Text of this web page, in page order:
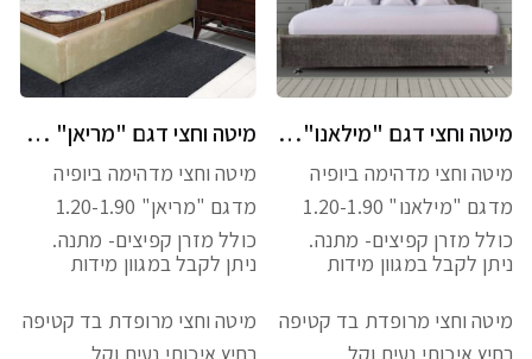
מיטה וחצי דגם "מילאנו" כולל מזרן מתנה
מיטה וחצי מדהימה ביופיה
מדגם "מילאנו" 1.20-1.90
כולל מזרן קפיצים- מתנה.
ניתן לקבל במגוון מידות
מיטה וחצי מרופדת בד קטיפה
מיטה וחצי דגם "מריאן" כולל מזרן מתנה
מיטה וחצי מדהימה ביופיה
מדגם "מריאן" 1.20-1.90
כולל מזרן קפיצים- מתנה.
ניתן לקבל במגוון מידות
מיטה וחצי מרופדת בד קטיפה